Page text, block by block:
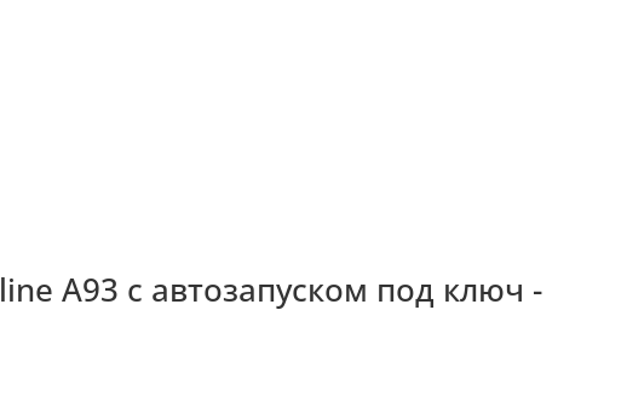
A93 с автозапуском под ключ -